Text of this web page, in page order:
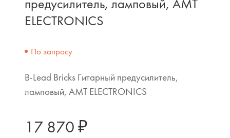
предусилитель, ламповый, AMT
ELECTRONICS
По запросу
B-Lead Bricks Гитарный предусилитель,
ламповый, AMT ELECTRONICS
17 870 ₽